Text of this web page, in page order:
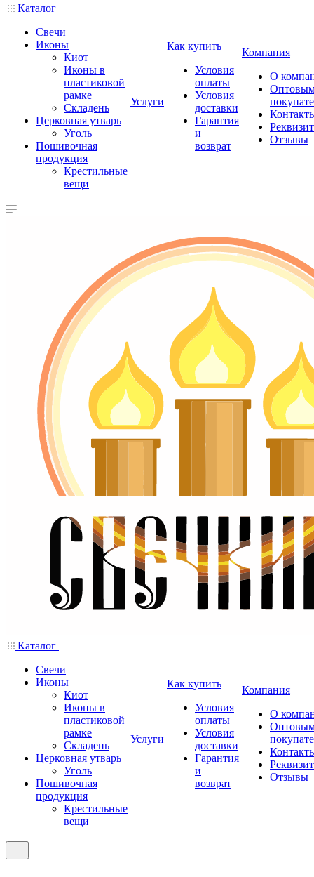
Каталог
Свечи
Иконы
Киот
Иконы в
пластиковой
рамке
Складень
Церковная утварь
Уголь
Пошивочная
продукция
Крестильные
вещи
Услуги
Как купить
Условия
оплаты
Условия
доставки
Гарантия
и
возврат
Компания
О
Отзывы
Каталог
Свечи
Иконы
Киот
Иконы в
пластиковой
рамке
Складень
Церковная утварь
Уголь
Пошивочная
продукция
Крестильные
вещи
Услуги
Как купить
Условия
оплаты
Условия
доставки
Гарантия
и
возврат
Компания
О
Отзывы